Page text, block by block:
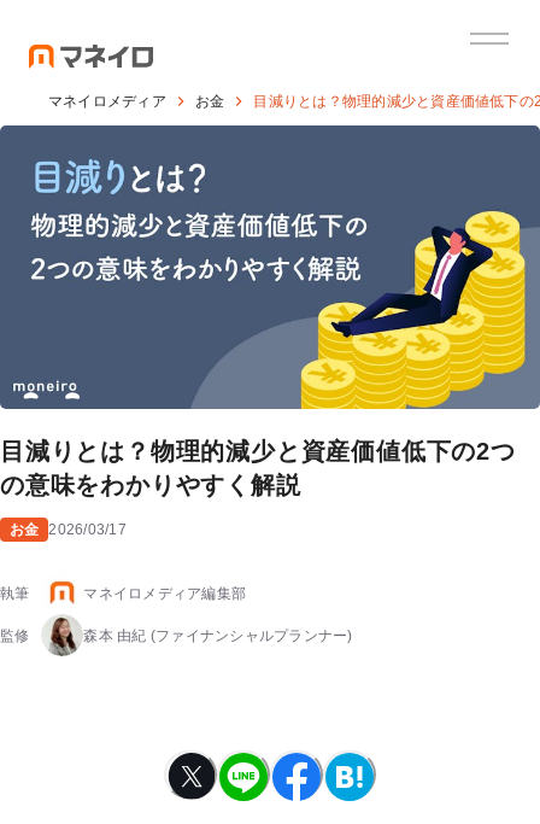
マネイロメディア お金 目減りとは？物理的減少と資産価値低下
目減りとは？物理的減少と資産価値低下の2つ
の意味をわかりやすく解説
お金 2026/03/17
執筆 マネイロメディア編集部
監修 森本 由紀 (ファイナンシャルプランナー)